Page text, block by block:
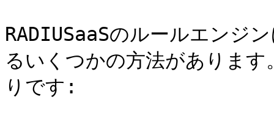
RADIUSaaSのルールエン
るいくつかの方法がありま
りです: